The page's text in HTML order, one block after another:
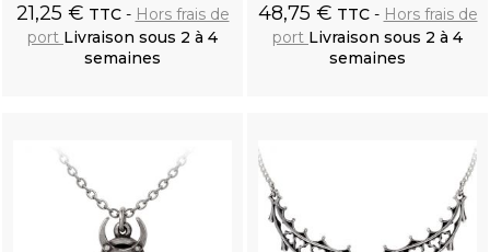
21,25 € TTC
Hors frais de
port Livraison sous 2 à 4
semaines
48,75 € TTC
Hors frais de
port Livraison sous 2 à 4
semaines